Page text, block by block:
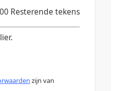
Resterende tekens
zijn van